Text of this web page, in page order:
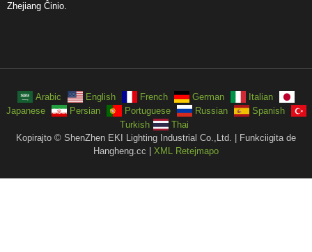
Zhejiang Ĉinio.
Arabic English French German
Italian
Japanese
Persian Portuguese Russian
Spanish
Turkish
Thai
Kopirajto © ShenZhen EKI Lighting Industrial Co.,Ltd. | Funkciigita de
Hangheng.cc | XML Retejmapo